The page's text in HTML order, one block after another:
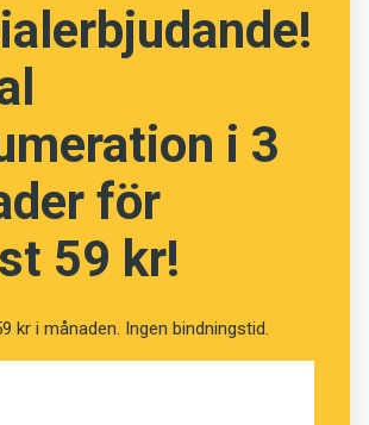
i 3
för
59 kr!
kr i månaden. Ingen bindningstid.